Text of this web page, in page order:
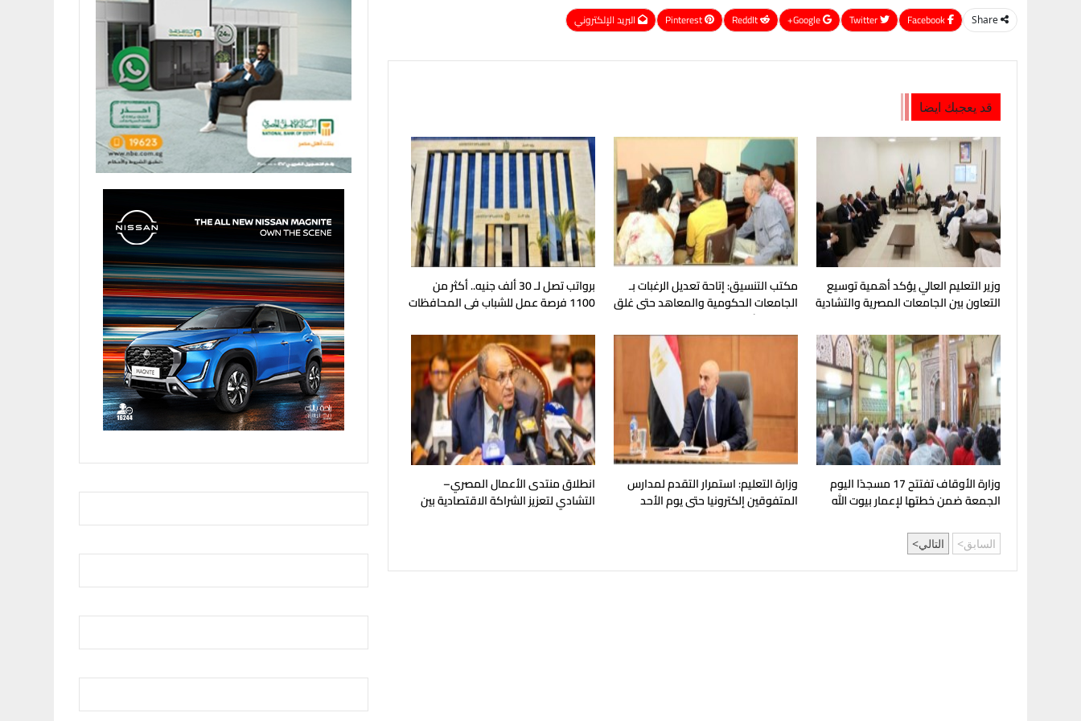
Share
Google+
ReddIt
Pinterest البريد الإلكتروني
قد يعجبك ايضا
وزير التعليم العالي يؤكد أهمية توسيع
التعاون بين الجامعات المصرية والتشادية
مكتب التنسيق: إتاحة تعديل الرغبات بـ
الجامعات الحكومية والمعاهد حتى غلق
المرحلة الأولى
برواتب تصل لـ 30 ألف جنيه.. أكثر من
1100 فرصة عمل للشباب فى المحافظات
وزارة الأوقاف تفتتح 17 مسجدًا اليوم
الجمعة ضمن خطتها لإعمار بيوت الله
وزارة التعليم: استمرار التقدم لمدارس
المتفوقين إلكترونيا حتى يوم الأحد
انطلاق منتدى الأعمال المصري–
التشادي لتعزيز الشراكة الاقتصادية بين
السابق التالي